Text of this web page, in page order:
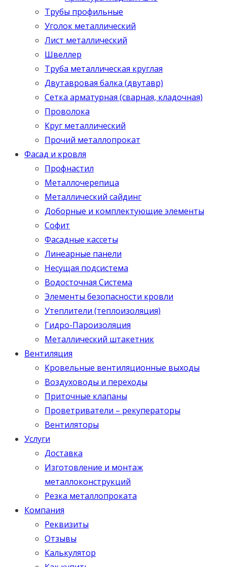
Трубы профильные
Уголок металлический
Лист металлический
Швеллер
Труба металлическая круглая
Двутавровая балка (двутавр)
Сетка арматурная (сварная, кладочная)
Проволока
Круг металлический
Прочий металлопрокат
Фасад и кровля
Профнастил
Металлочерепица
Металлический сайдинг
Доборные и комплектующие элементы
Софит
Фасадные кассеты
Линеарные панели
Несущая подсистема
Водосточная Система
Элементы безопасности кровли
Утеплители (теплоизоляция)
Гидро-Пароизоляция
Металлический штакетник
Вентиляция
Кровельные вентиляционные выходы
Воздуховоды и переходы
Приточные клапаны
Проветриватели – рекуператоры
Вентиляторы
Услуги
Доставка
Изготовление и монтаж
металлоконструкций
Резка металлопроката
Компания
Реквизиты
Отзывы
Калькулятор